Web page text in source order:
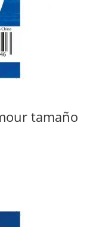
tamaño